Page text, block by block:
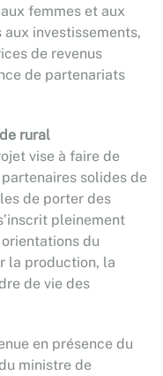
femmes et aux
investissements,
de revenus
de partenariats
rural
vise à faire de
solides de
de porter des
pleinement
du
la production, la
de vie des
en présence du
ministre de